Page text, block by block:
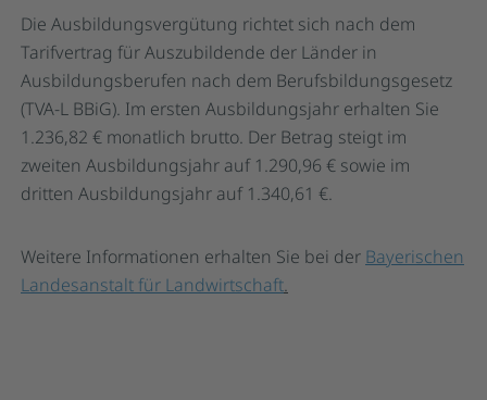
Die Ausbildungsvergütung richtet sich nach dem
Tarifvertrag für Auszubildende der Länder in
Ausbildungsberufen nach dem Berufsbildungsgesetz
(TVA-L BBiG). Im ersten Ausbildungsjahr erhalten Sie
1.236,82 € monatlich brutto. Der Betrag steigt im
zweiten Ausbildungsjahr auf 1.290,96 € sowie im
dritten Ausbildungsjahr auf 1.340,61 €.
Weitere Informationen erhalten Sie bei der Bayerischen
Landesanstalt für Landwirtschaft.